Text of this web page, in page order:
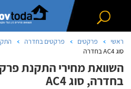
ראשי פרקטים פרקטים בחדרה
סוג AC4 בחדרה
השוואת מחירי התקנת
בחדרה, סוג AC4